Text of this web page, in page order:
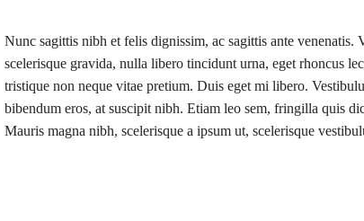
Nunc sagittis nibh et felis dignissim, ac sagittis ante venenatis.
scelerisque gravida, nulla libero tincidunt urna, eget rhoncus
tristique non neque vitae pretium. Duis eget mi libero.
bibendum eros, at suscipit nibh. Etiam leo sem, fringilla quis
Mauris magna nibh, scelerisque a ipsum ut, scelerisque